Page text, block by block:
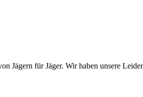
Jägern für Jäger. Wir haben unsere